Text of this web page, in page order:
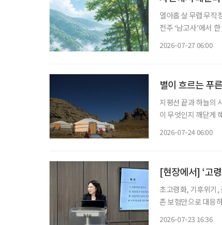
열아홉 살 무렵 무작
전주 ‘남고사’에서
2026-07-27 06:00
별이 흐르는 푸
지평선 끝과 하늘의
이 무엇인지 깨닫게
2026-07-24 06:00
[현장에서] ‘고
초고령화, 기후위기,
존 보험만으로 대응
2026-07-23 16:36